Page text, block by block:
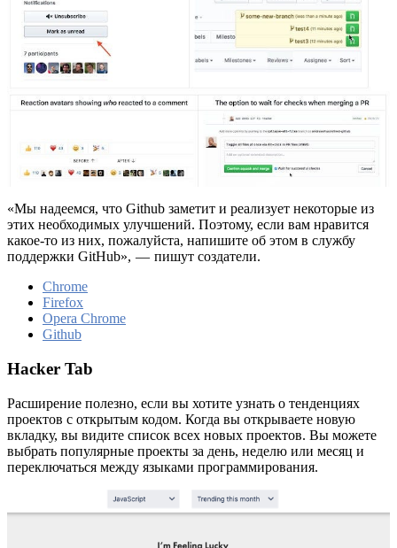
«Мы надеемся, что Github заметит и реализует некоторые из
этих необходимых улучшений. Поэтому, если вам нравится
какое-то из них, пожалуйста, напишите об этом в службу
поддержки GitHub», — пишут создатели.
Chrome
Firefox
Opera Chrome
Github
Hacker Tab
Расширение полезно, если вы хотите узнать о тенденциях
проектов с открытым кодом. Когда вы открываете новую
вкладку, вы видите список всех новых проектов. Вы можете
выбрать популярные проекты за день, неделю или месяц и
переключаться между языками программирования.